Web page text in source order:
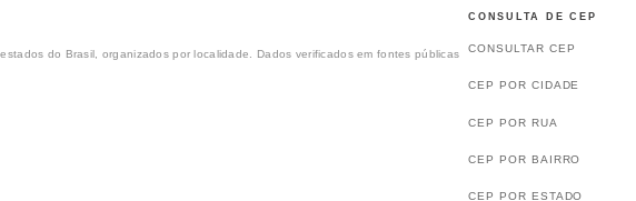
do Brasil, organizados por localidade. Dados verificados em fontes públicas
CONSULTA DE CEP
CONSULTAR CEP
CEP POR CIDADE
CEP POR RUA
CEP POR BAIRRO
CEP POR ESTADO